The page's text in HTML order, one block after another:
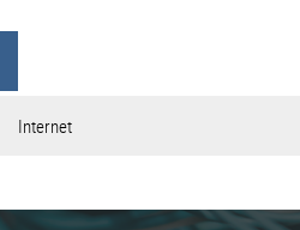
Internet